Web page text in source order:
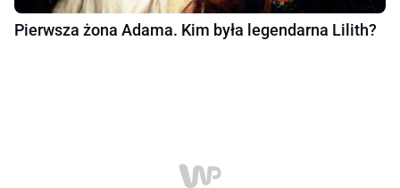
Pierwsza żona Adama. Kim była legendarna Lilith?